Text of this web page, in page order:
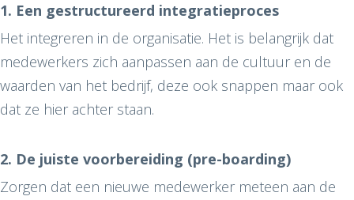
1. Een gestructureerd integratieproces
Het integreren in de organisatie. Het is belangrijk dat
medewerkers zich aanpassen aan de cultuur en de
waarden van het bedrijf, deze ook snappen maar ook
dat ze hier achter staan.
2. De juiste voorbereiding (pre-boarding)
Zorgen dat een nieuwe medewerker meteen aan de